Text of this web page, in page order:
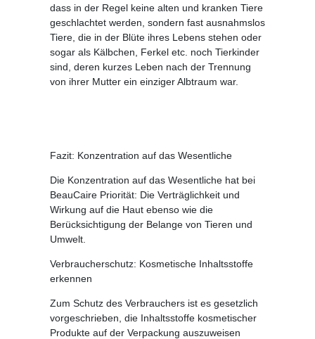
dass in der Regel keine alten und kranken Tiere
geschlachtet werden, sondern fast ausnahmslos
Tiere, die in der Blüte ihres Lebens stehen oder
sogar als Kälbchen, Ferkel etc. noch Tierkinder
sind, deren kurzes Leben nach der Trennung
von ihrer Mutter ein einziger Albtraum war.
Fazit: Konzentration auf das Wesentliche
Die Konzentration auf das Wesentliche hat bei
BeauCaire Priorität: Die Verträglichkeit und
Wirkung auf die Haut ebenso wie die
Berücksichtigung der Belange von Tieren und
Umwelt.
Verbraucherschutz: Kosmetische Inhaltsstoffe
erkennen
Zum Schutz des Verbrauchers ist es gesetzlich
vorgeschrieben, die Inhaltsstoffe kosmetischer
Produkte auf der Verpackung auszuweisen